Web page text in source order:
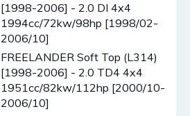
[1998-2006] - 2.0 DI 4x4
1994cc/72kw/98hp [1998/02-
2006/10]
FREELANDER Soft Top (L314)
[1998-2006] - 2.0 TD4 4x4
1951cc/82kw/112hp [2000/10-
2006/10]